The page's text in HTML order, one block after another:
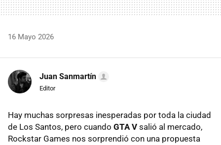
16 Mayo 2026
Juan Sanmartín
Editor
Hay muchas sorpresas inesperadas por toda la ciudad
de Los Santos, pero cuando GTA V salió al mercado,
Rockstar Games nos sorprendió con una propuesta